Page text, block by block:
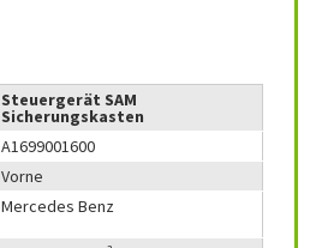
Steuergerät SAM
Sicherungskasten
A1699001600
Vorne
Mercedes Benz